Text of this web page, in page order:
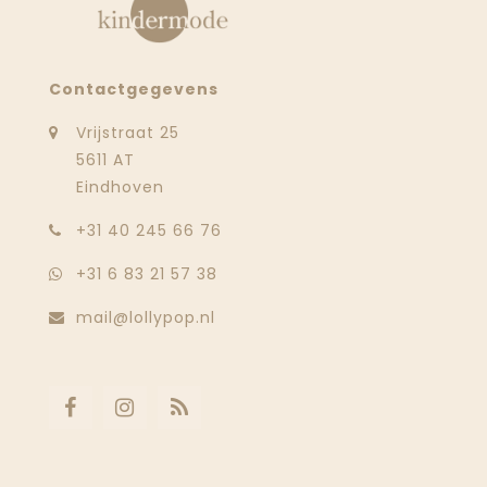
Contactgegevens
Vrijstraat 25
5611 AT
Eindhoven
‭+31 40 245 66 76
+31 6 83 21 57 38
mail@lollypop.nl